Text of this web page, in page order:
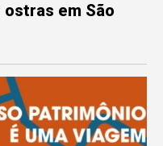
ostras em São